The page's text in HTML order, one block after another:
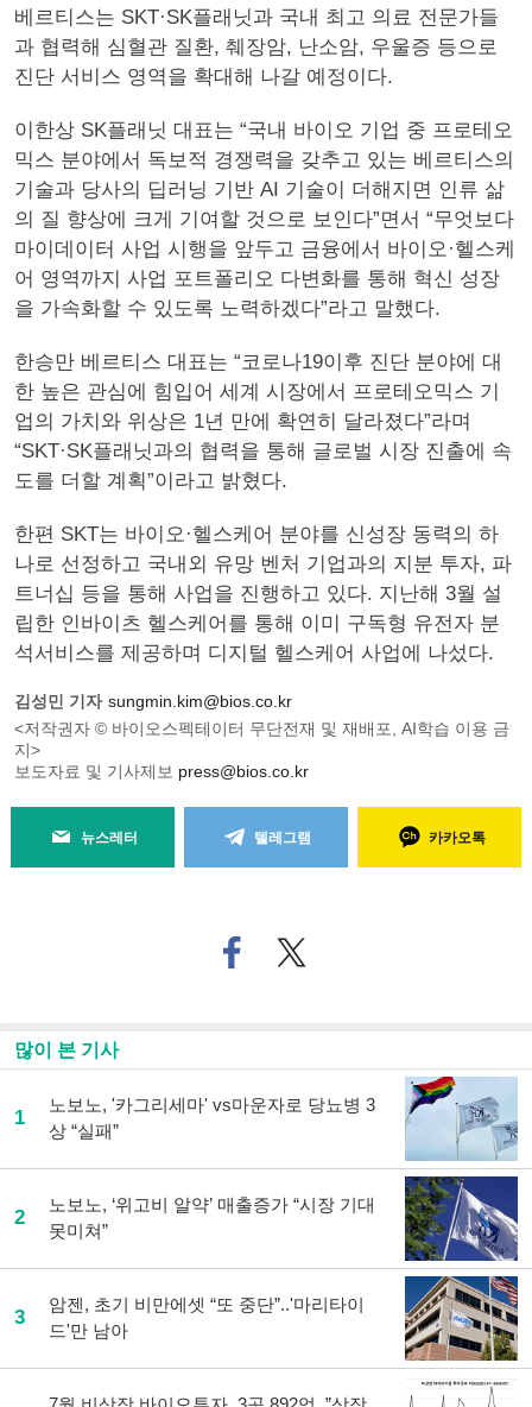
베르티스는 SKT·SK플래닛과 국내 최고 의료 전문가들
과 협력해 심혈관 질환, 췌장암, 난소암, 우울증 등으로
진단 서비스 영역을 확대해 나갈 예정이다.
이한상 SK플래닛 대표는 “국내 바이오 기업 중 프로테오
믹스 분야에서 독보적 경쟁력을 갖추고 있는 베르티스의
기술과 당사의 딥러닝 기반 AI 기술이 더해지면 인류 삶
의 질 향상에 크게 기여할 것으로 보인다”면서 “무엇보다
마이데이터 사업 시행을 앞두고 금융에서 바이오·헬스케
어 영역까지 사업 포트폴리오 다변화를 통해 혁신 성장
을 가속화할 수 있도록 노력하겠다”라고 말했다.
한승만 베르티스 대표는 “코로나19이후 진단 분야에 대
한 높은 관심에 힘입어 세계 시장에서 프로테오믹스 기
업의 가치와 위상은 1년 만에 확연히 달라졌다”라며
“SKT·SK플래닛과의 협력을 통해 글로벌 시장 진출에 속
도를 더할 계획”이라고 밝혔다.
한편 SKT는 바이오·헬스케어 분야를 신성장 동력의 하
나로 선정하고 국내외 유망 벤처 기업과의 지분 투자, 파
트너십 등을 통해 사업을 진행하고 있다. 지난해 3월 설
립한 인바이츠 헬스케어를 통해 이미 구독형 유전자 분
석서비스를 제공하며 디지털 헬스케어 사업에 나섰다.
김성민 기자 sungmin.kim@bios.co.kr
<저작권자 © 바이오스펙테이터 무단전재 및 재배포, AI학습 이용 금
지>
보도자료 및 기사제보 press@bios.co.kr
뉴스레터 텔레그램 카카오톡
페
이
기
사
공
트위
터로
많이 본 기사
1
노보노, '카그리세마' vs마운자로 당뇨병 3
상 “실패”
2
노보노, ‘위고비 알약’ 매출증가 “시장 기대
못미쳐”
3
암젠, 초기 비만에셋 “또 중단”..'마리타이
드'만 남아